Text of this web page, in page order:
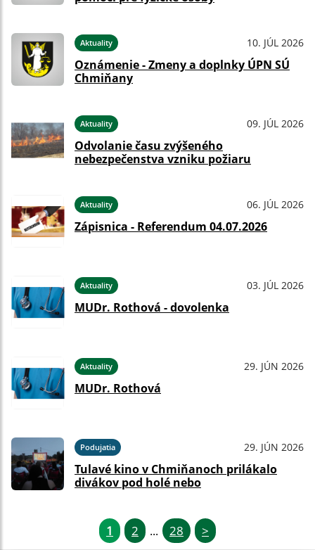
Aktuality 10. JÚL 2026
Oznámenie - Zmeny a doplnky ÚPN SÚ
Chmiňany
Aktuality 09. JÚL 2026
Odvolanie času zvýšeného
nebezpečenstva vzniku požiaru
Aktuality 06. JÚL 2026
Zápisnica - Referendum 04.07.2026
Aktuality 03. JÚL 2026
MUDr. Rothová - dovolenka
Aktuality 29. JÚN 2026
MUDr. Rothová
Podujatia 29. JÚN 2026
Tulavé kino v Chmiňanoch prilákalo
divákov pod holé nebo
1 2 ... 28 >